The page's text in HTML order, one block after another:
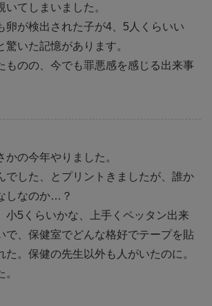
てしまいました。
卵が検出された子が4、5人くらいい
驚いた記憶があります。
ものの、今でも罪悪感を感じる出来事
の今年やりました。
でした、とプリントきましたが、誰か
しなのか…？
小5くらいかな、上手くペッタン出来
で、保健室でどんな格好でテープを貼
た。保健の先生以外も人がいたのに。